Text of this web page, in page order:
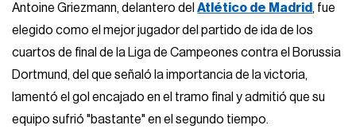
Antoine Griezmann, delantero delAtlético de Madrid , fue
elegido como el mejor jugador del partido de ida de los
cuartos de final de la Liga de Campeones contra el Borussia
Dortmund, del que señaló la importancia de la victoria,
lamentó el gol encajado en el tramo final y admitió que su
equipo sufrió "bastante" en el segundo tiempo.